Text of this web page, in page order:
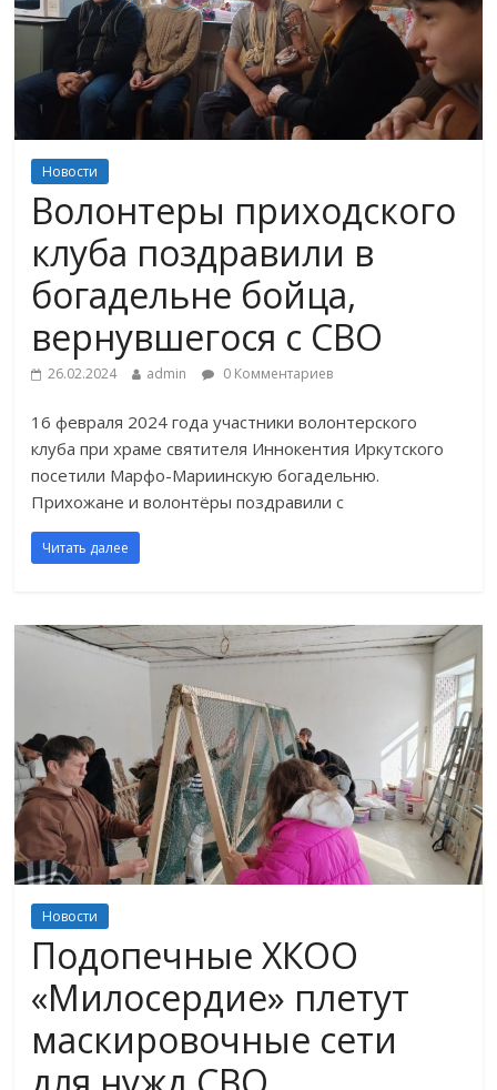
Новости
Волонтеры приходского
клуба поздравили в
богадельне бойца,
вернувшегося с СВО
26.02.2024 admin 0 Комментариев
16 февраля 2024 года участники волонтерского
клуба при храме святителя Иннокентия Иркутского
посетили Марфо-Мариинскую богадельню.
Прихожане и волонтёры поздравили с
Читать далее
Новости
Подопечные ХКОО
«Милосердие» плетут
маскировочные сети